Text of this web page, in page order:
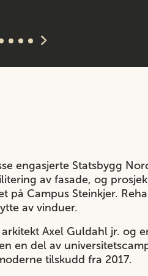
engasjerte Statsbygg
av fasade, og
på Campus Steinkjer.
av vinduer.
Axel Guldahl jr. og
en del av
tilskudd fra 2017.